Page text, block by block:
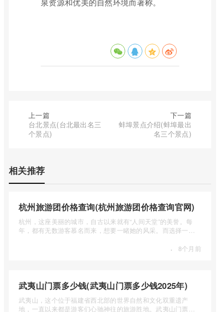
上一篇
台北景点(台北最出名三
个景点)
下一篇
蚌埠景点介绍(蚌埠最出
名三个景点)
相关推荐
杭州旅游团价格查询(杭州旅游团价格查询官网)
杭州，这座美丽的城市，自古以来就有“人间天堂”的美誉。每
年，都有无数游客慕名而来，想要一睹她的风采。而选择一个
· 8个月前
武夷山门票多少钱(武夷山门票多少钱2025年)
武夷山，这个位于福建省西北部的世界自然和文化双重遗产
地，一直以来都是游客们心驰神往的旅游胜地。武夷山门票多